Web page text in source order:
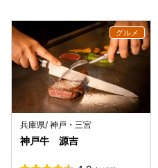
兵庫県/ 神戸・三宮
神戸牛 源吉